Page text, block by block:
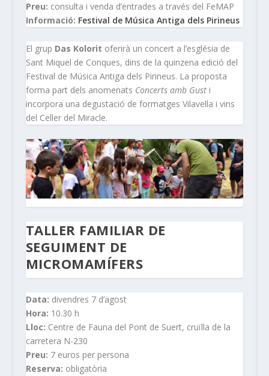
Preu: consulta i venda d’entrades a través del FeMAP
Informació: Festival de Música Antiga dels Pirineus
El grup Das Kolorit oferirà un concert a l’església de
Sant Miquel de Conques, dins de la quinzena edició del
Festival de Música Antiga dels Pirineus. La proposta
forma part dels anomenats Concerts amb Gusti
incorpora una degustació de formatges Vilavella i vins
del Celler del Miracle.
TALLER FAMILIAR DE
SEGUIMENT DE
MICROMAMÍFERS
Data: divendres 7 d’agost
Hora: 10.30 h
Lloc: Centre de Fauna del Pont de Suert, cruïlla de la
carretera N-230
Preu: 7 euros per persona
Reserva: obligatòria